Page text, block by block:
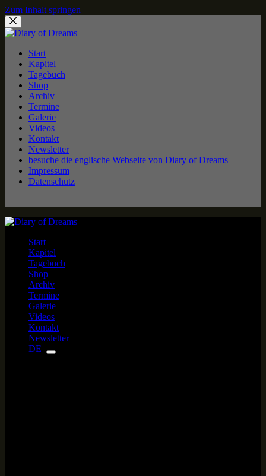
Zum Inhalt springen
Start
Kapitel
Tagebuch
Shop
Archiv
Termine
Galerie
Videos
Kontakt
Newsletter
besuche die englische Webseite von Diary of Dreams
Impressum
Datenschutz
Start
Kapitel
Tagebuch
Shop
Archiv
Termine
Galerie
Videos
Kontakt
Newsletter
DE